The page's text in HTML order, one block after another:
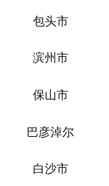
包头市
滨州市
保山市
巴彦淖尔
白沙市